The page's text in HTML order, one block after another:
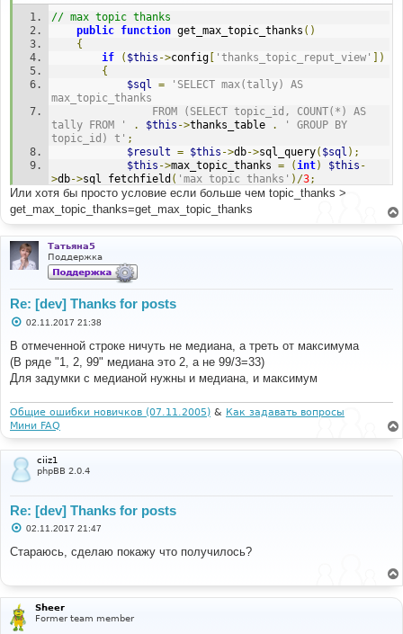
щ
// max topic thanks
public function get_max_topic_thanks ()
{
if
( $this ->config 'thanks_topic_reput_view'
])
{
$sql =
'SELECT max(tally) AS
max_topic_thanks
tally FROM '
. $this ->thanks_table .
' GROUP BY
topic_id) t' ;
$result = $this ->db->sql_query( $sql );
$this ->max_topic_thanks = (int) $this -
>db->sql_fetchfield ( 'max_topic_thanks' )/3;
//<========
$this->db ->sql_freeresult
return
$this ->max_topic_thanks
}
}
Или хотя бы просто условие если больше чем topic_thanks >
get_max_topic_thanks=get_max_topic_thanks
Татьяна5
Поддержка
Re: [dev] Thanks for posts
С
о
б
щ
е
н
е
02.11.2017 21:38
В отмеченной строке ничуть не медиана, а треть от максимума
(В ряде "1, 2, 99" медиана это 2, а не 99/3=33)
Для задумки с медианой нужны и медиана, и максимум
Общие ошибки новичков (07.11.2005) & Как задавать вопросы
Мини FAQ
ciiz1
phpBB 2.0.4
Re: [dev] Thanks for posts
С
о
б
е
02.11.2017 21:47
Стараюсь, сделаю покажу что получилось?
Sheer
Former team member